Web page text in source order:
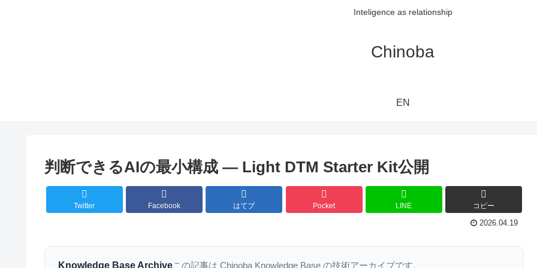
Inteligence as relationship
Chinoba
EN
判断できるAIの最小構成 — Light DTM Starter Kit公開
Twitter Facebook はてブ Pocket LINE コピー
2026.04.19
Knowledge Base Archiveこの記事は Chinoba Knowledge Base の技術アーカイブです。